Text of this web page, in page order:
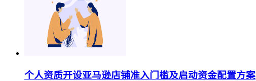
个人资质开设亚马逊店铺准入门槛及启动资金配置方案